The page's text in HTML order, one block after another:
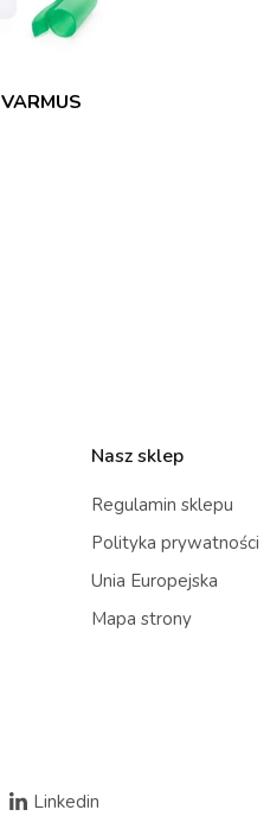
VARMUS
Nasz sklep
Regulamin sklepu
Polityka prywatności
Unia Europejska
Mapa strony
Linkedin